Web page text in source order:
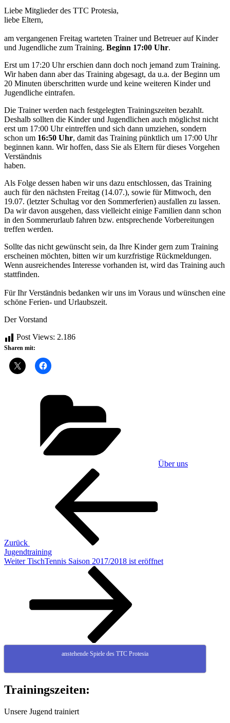
Liebe Mitglieder des TTC Protesia,
liebe Eltern,
am vergangenen Freitag warteten Trainer und Betreuer auf Kinder
und Jugendliche zum Training. Beginn 17:00 Uhr.
Erst um 17:20 Uhr erschien dann doch noch jemand zum Training.
Wir haben dann aber das Training abgesagt, da u.a. der Beginn um
20 Minuten überschritten wurde und keine weiteren Kinder und
Jugendliche eintrafen.
Die Trainer werden nach festgelegten Trainingszeiten bezahlt.
Deshalb sollten die Kinder und Jugendlichen auch möglichst nicht
erst um 17:00 Uhr eintreffen und sich dann umziehen, sondern
schon um 16:50 Uhr, damit das Training pünktlich um 17:00 Uhr
beginnen kann. Wir hoffen, dass Sie als Eltern für dieses Vorgehen
Verständnis
haben.
Als Folge dessen haben wir uns dazu entschlossen, das Training
auch für den nächsten Freitag (14.07.), sowie für Mittwoch, den
19.07. (letzter Schultag vor den Sommerferien) ausfallen zu lassen.
Da wir davon ausgehen, dass vielleicht einige Familien dann schon
in den Sommerurlaub fahren bzw. entsprechende Vorbereitungen
treffen werden.
Sollte das nicht gewünscht sein, da Ihre Kinder gern zum Training
erscheinen möchten, bitten wir um kurzfristige Rückmeldungen.
Wenn ausreichendes Interesse vorhanden ist, wird das Training auch
stattfinden.
Für Ihr Verständnis bedanken wir uns im Voraus und wünschen eine
schöne Ferien- und Urlaubszeit.
Der Vorstand
Post Views: 2.186
Sharen mit:
Über uns
Beitragsnavigation
Zurück
Jugendtraining
Nächster
Weiter TischTennis Saison 2017/2018 ist eröffnet
anstehende Spiele des TTC Protesia
Trainingszeiten:
Unsere Jugend trainiert